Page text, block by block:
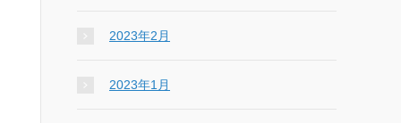
2023年2月
2023年1月